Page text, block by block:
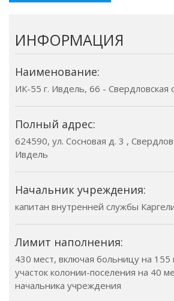
ИНФОРМАЦИЯ
Наименование:
ИК-55 г. Ивдель, 66 - Свердловская
Полный адрес:
624590, ул. Сосновая д. 3 ,
Ивдель
Начальник учреждения:
капитан внутренней службы
Лимит наполнения:
430 мест, включая больницу на 155
участок колонии-поселения на 40
начальника учреждения